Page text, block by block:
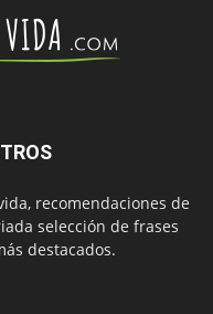
recomendaciones de
selección de frases
destacados.